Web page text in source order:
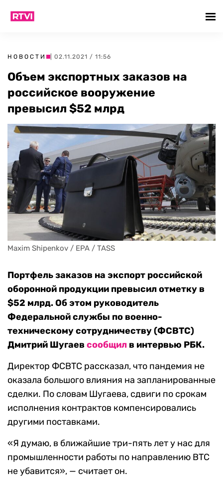
НОВОСТИ | 02.11.2021 / 11:56
Объем экспортных заказов на
российское вооружение
превысил $52 млрд
Maxim Shipenkov / EPA / TASS
Портфель заказов на экспорт российской
оборонной продукции превысил отметку в
$52 млрд. Об этом руководитель
Федеральной службы по военно-
техническому сотрудничеству (ФСВТС)
Дмитрий Шугаев сообщил в интервью РБК.
Директор ФСВТС рассказал, что пандемия не
оказала большого влияния на запланированные
сделки. По словам Шугаева, сдвиги по срокам
исполнения контрактов компенсировались
другими поставками.
«Я думаю, в ближайшие три-пять лет у нас для
промышленности работы по направлению ВТС
не убавится», — считает он.